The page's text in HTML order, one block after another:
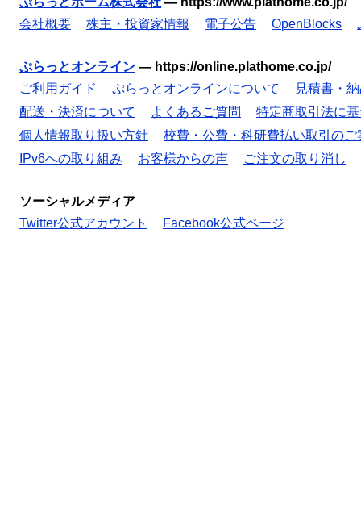
会社概要
株主・投資家情報 電子公告 OpenBlocks
ぷらっとオンライン — https://online.plathome.co.jp/
ご利用ガイド
ぷらっとオンラインについて
見積書・
配送・決済について
よくあるご質問
特定商取引法に
個人情報取り扱い方針
校費・公費・科研費払い取引のご
IPv6への取り組み
お客様からの声 ご注文の取り消し
ソーシャルメディア
Twitter公式アカウント
Facebook公式ページ